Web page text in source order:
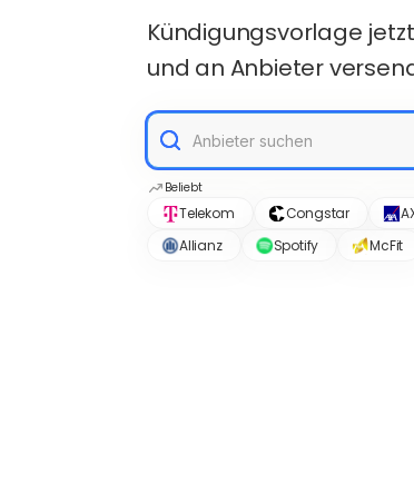
Kündigungsvorlage
und an Anbieter
Beliebt
Telekom Congstar
Allianz
Spotify McFit